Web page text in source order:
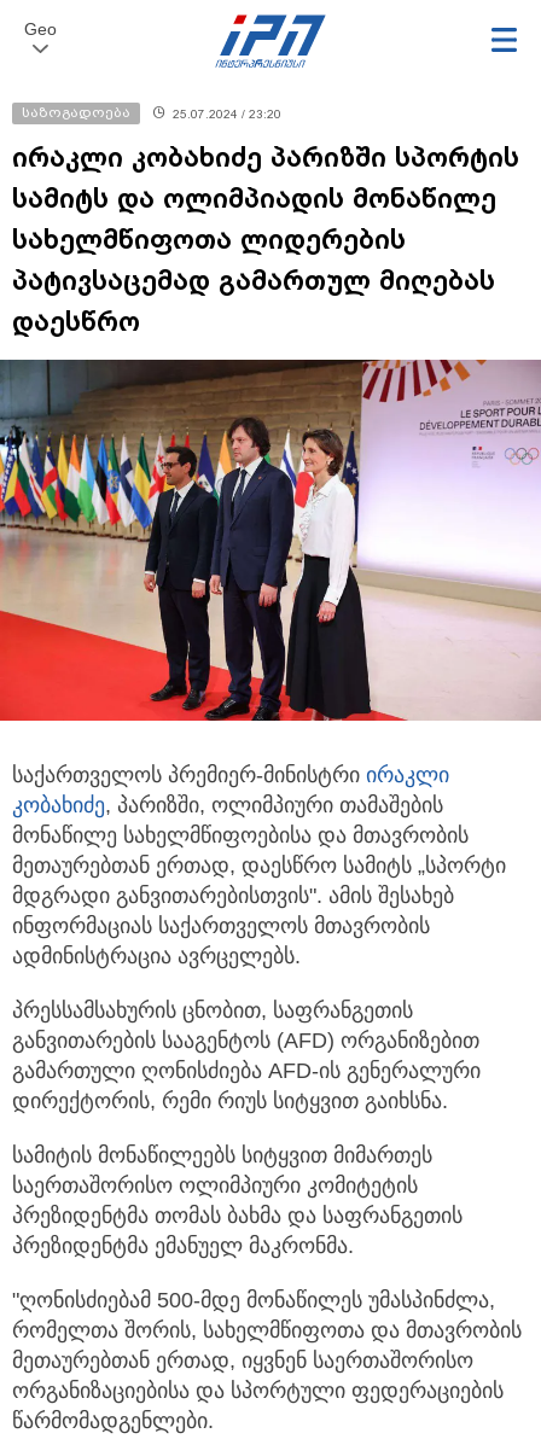
Geo
საზოგადოება 25.07.2024 / 23:20
ირაკლი კობახიძე პარიზში სპორტის
სამიტს და ოლიმპიადის მონაწილე
სახელმწიფოთა ლიდერების
პატივსაცემად გამართულ მიღებას
დაესწრო
საქართველოს პრემიერ-მინისტრი ირაკლი
კობახიძე, პარიზში, ოლიმპიური თამაშების
მონაწილე სახელმწიფოებისა და მთავრობის
მეთაურებთან ერთად, დაესწრო სამიტს „სპორტი
მდგრადი განვითარებისთვის". ამის შესახებ
ინფორმაციას საქართველოს მთავრობის
ადმინისტრაცია ავრცელებს.
პრესსამსახურის ცნობით, საფრანგეთის
განვითარების სააგენტოს (AFD) ორგანიზებით
გამართული ღონისძიება AFD-ის გენერალური
დირექტორის, რემი რიუს სიტყვით გაიხსნა.
სამიტის მონაწილეებს სიტყვით მიმართეს
საერთაშორისო ოლიმპიური კომიტეტის
პრეზიდენტმა თომას ბახმა და საფრანგეთის
პრეზიდენტმა ემანუელ მაკრონმა.
"ღონისძიებამ 500-მდე მონაწილეს უმასპინძლა,
რომელთა შორის, სახელმწიფოთა და მთავრობის
მეთაურებთან ერთად, იყვნენ საერთაშორისო
ორგანიზაციებისა და სპორტული ფედერაციების
წარმომადგენლები.